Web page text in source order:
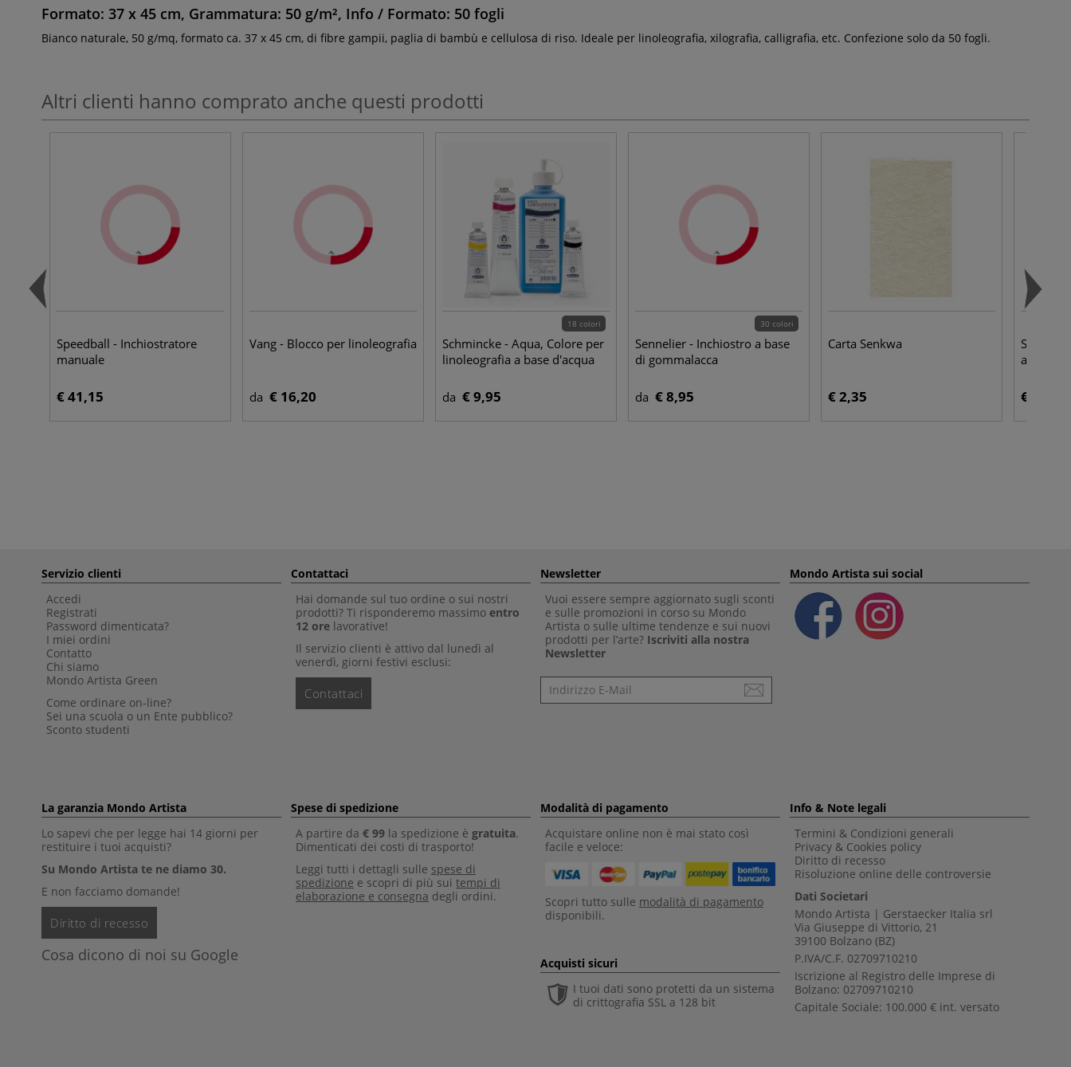
Formato: 37 x 45 cm, Grammatura: 50 g/m², Info / Formato: 50 fogli
Bianco naturale, 50 g/mq, formato ca. 37 x 45 cm, di fibre gampii, paglia di bambù e cellulosa di riso. Ideale per linoleografia, xilografia, calligrafia, etc. Confezione solo da 50 fogli.
Altri clienti hanno comprato anche questi prodotti
Speedball - Inchiostratore
manuale
€ 41,15
Vang - Blocco per linoleografia
da € 16,20
18 colori
Schmincke - Aqua, Colore per
linoleografia a base d'acqua
da € 9,95
30 colori
Sennelier - Inchiostro a base
di gommalacca
da € 8,95
Carta Senkwa
€ 2,35 € 13,60
Servizio clienti
Accedi
Registrati
Password dimenticata?
I miei ordini
Contatto
Chi siamo
Mondo Artista Green
Come ordinare on-line?
Sei una scuola o un Ente pubblico?
Sconto studenti
Contattaci
Hai domande sul tuo ordine o sui nostri
prodotti? Ti risponderemo massimo entro
12 ore lavorative!
Il servizio clienti è attivo dal lunedì al
venerdì, giorni festivi esclusi:
Contattaci
Newsletter
Vuoi essere sempre aggiornato sugli sconti
e sulle promozioni in corso su Mondo
Artista o sulle ultime tendenze e sui nuovi
prodotti per l’arte? Iscriviti alla nostra
Newsletter
Newsletter
Mondo Artista sui social
La garanzia Mondo Artista
Lo sapevi che per legge hai 14 giorni per
restituire i tuoi acquisti?
Su Mondo Artista te ne diamo 30.
E non facciamo domande!
Diritto di recesso
Cosa dicono di noi su Google
Spese di spedizione
A partire da € 99 la spedizione è gratuita.
Dimenticati dei costi di trasporto!
Leggi tutti i dettagli sulle spese di
spedizione e scopri di più sui tempi di
elaborazione e consegna degli ordini.
Modalità di pagamento
Acquistare online non è mai stato così
facile e veloce:
Scopri tutto sulle modalità di pagamento
disponibili.
Info & Note legali
Termini & Condizioni generali
Privacy & Cookies policy
Diritto di recesso
Risoluzione online delle controversie
Dati Societari
Mondo Artista | Gerstaecker Italia srl
Via Giuseppe di Vittorio, 21
39100 Bolzano (BZ)
P.IVA/C.F. 02709710210
Iscrizione al Registro delle Imprese di
Bolzano: 02709710210
Capitale Sociale: 100.000 € int. versato
Acquisti sicuri
I tuoi dati sono protetti da un sistema
di crittografia SSL a 128 bit